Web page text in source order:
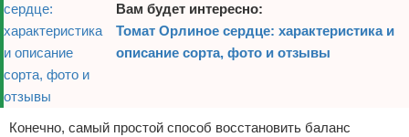
Вам будет интересно:
Томат Орлиное сердце: характеристика и
описание сорта, фото и отзывы
Конечно, самый простой способ восстановить баланс